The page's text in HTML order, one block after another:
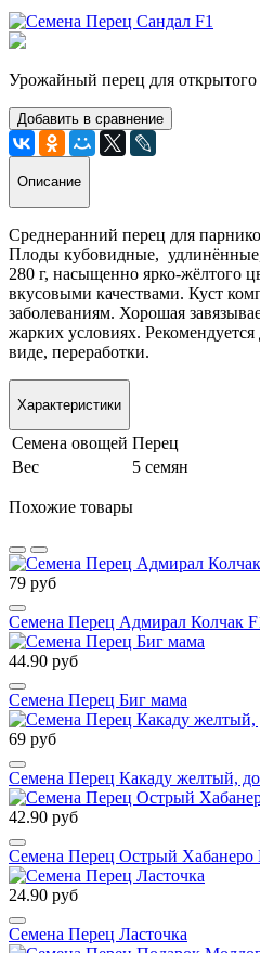
Урожайный перец для открытого
Добавить в сравнение
Описание
Среднеранний перец для
Плоды кубовидные,
280 г, насыщенно ярко-жёлтого
вкусовыми качествами. Куст
заболеваниям. Хорошая
жарких условиях.
виде, переработки.
Характеристики
Семена овощей Перец
Вес
5 семян
Похожие товары
79 руб
Семена Перец Адмирал Колчак
44.90 руб
Семена Перец Биг мама
69 руб
Семена Перец Какаду желтый,
42.90 руб
Семена Перец Острый Хабанеро
24.90 руб
Семена Перец Ласточка